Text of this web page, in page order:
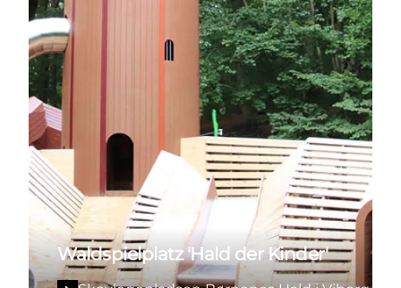
Waldspielplatz 'Hald der Kinder'